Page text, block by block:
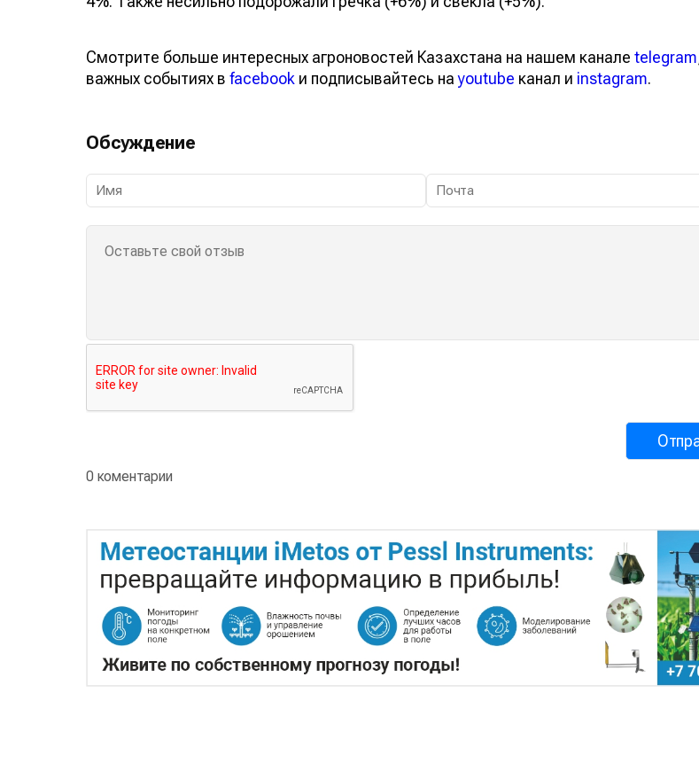
Смотрите больше интересных агроновостей Казахстана на нашем канале telegram
важных событиях в facebook и подписывайтесь наyoutube канал и instagram.
Обсуждение
0 коментарии